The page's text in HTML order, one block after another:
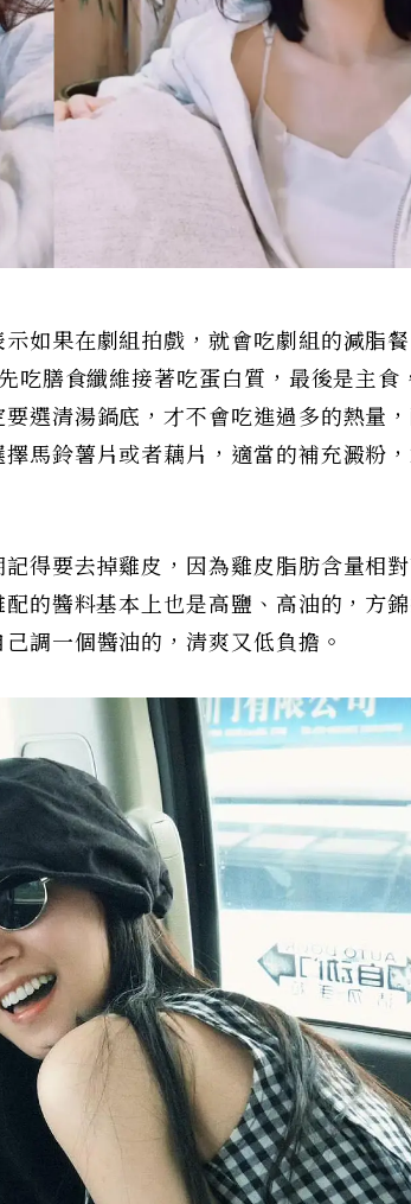
如果在劇組拍戲，就會吃劇組的減脂
吃膳食纖維接著吃蛋白質，最後是主食
選清湯鍋底，才不會吃進過多的熱量
馬鈴薯片或者藕片，適當的補充澱粉
得要去掉雞皮，因為雞皮脂肪含量相
的醬料基本上也是高鹽、高油的，方
調一個醬油的，清爽又低負擔。